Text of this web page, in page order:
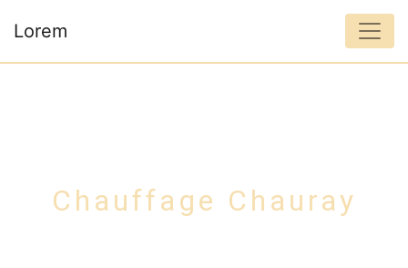
Lorem
Chauffage Chauray